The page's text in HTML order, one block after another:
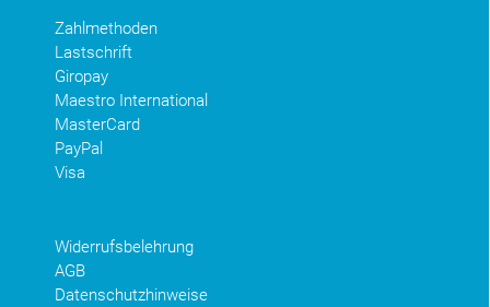
Zahlmethoden
Lastschrift
Giropay
Maestro International
MasterCard
PayPal
Visa
Widerrufsbelehrung
AGB
Datenschutzhinweise